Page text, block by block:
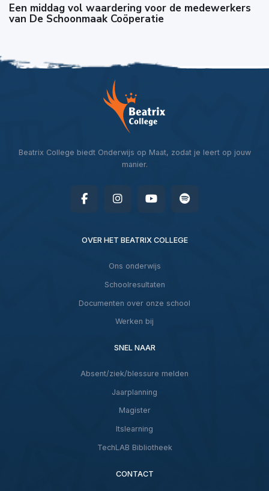
Een middag vol waardering voor de medewerkers
van De Schoonmaak Coöperatie
Beatrix College biedt Onderwijs op Maat, zodat je leert op jouw
manier.
OVER HET BEATRIX COLLEGE
Ons onderwijs
Schoolresultaten
Documenten over onze school
Werken bij
SNEL NAAR
Absent/ziek/blessure melden
Jaarplanning
Magister
Itslearning
TechLAB Bibliotheek
CONTACT